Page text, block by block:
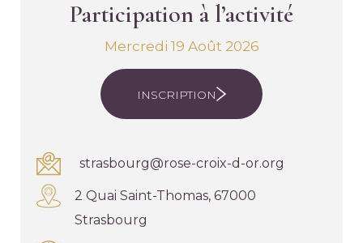
Participation à l’activité
Mercredi 19 Août 2026
INSCRIPTION
strasbourg@rose-croix-d-or.org
2 Quai Saint-Thomas, 67000
Strasbourg